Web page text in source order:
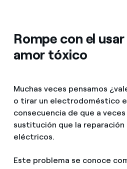
Rompe con el
amor tóxico
Muchas veces pensamos
o tirar un electrodoméstico
consecuencia de que a
sustitución que la reparación
eléctricos.
Este problema se conoce